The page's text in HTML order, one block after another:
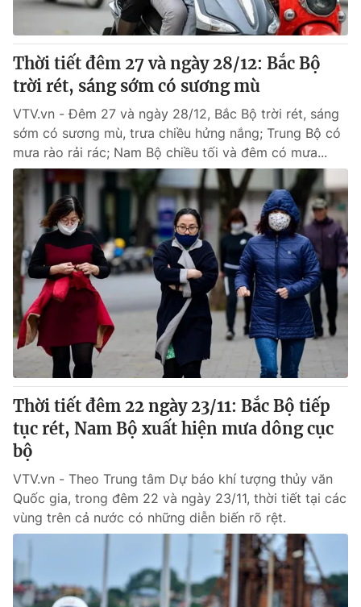
Thời tiết đêm 27 và ngày 28/12: Bắc Bộ
trời rét, sáng sớm có sương mù
VTV.vn - Đêm 27 và ngày 28/12, Bắc Bộ trời rét, sáng
sớm có sương mù, trưa chiều hửng nắng; Trung Bộ có
mưa rào rải rác; Nam Bộ chiều tối và đêm có mưa...
Thời tiết đêm 22 ngày 23/11: Bắc Bộ tiếp
tục rét, Nam Bộ xuất hiện mưa dông cục
bộ
VTV.vn - Theo Trung tâm Dự báo khí tượng thủy văn
Quốc gia, trong đêm 22 và ngày 23/11, thời tiết tại các
vùng trên cả nước có những diễn biến rõ rệt.